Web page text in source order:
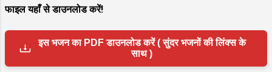
Arvind Ojha Lyrics :- Kafia ऐसे ही सुन्दर
भजन आप निचे दी गयी सूचि में देख सखते है गणेश
जी के भजन विट्ठलाचे अभंग मराठी राधा कृष्ण के
भजन कृष्णाच्या गवळणी मराठी शिव जी के भजन
फाइल यहाँ से डाउनलोड करें!
इस भजन का PDF डाउनलोड करें ( सुंदर भजनों की लिंक्स के
साथ )